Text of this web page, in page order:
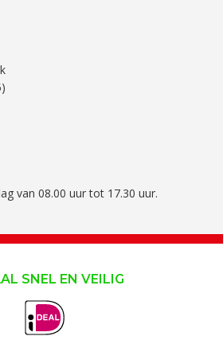
van 08.00 uur tot 17.30 uur.
SNEL EN VEILIG